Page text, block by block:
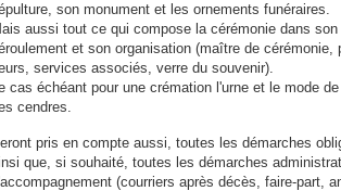
son monument et les ornements funéraires.
aussi tout ce qui compose la cérémonie dans son
et son organisation (maître de cérémonie,
services associés, verre du souvenir).
cas échéant pour une crémation l'urne et le mode
cendres.
pris en compte aussi, toutes les démarches
que, si souhaité, toutes les démarches
(courriers après décès, faire-part,